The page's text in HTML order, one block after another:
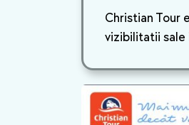
Christian Tour
vizibilitatii sale